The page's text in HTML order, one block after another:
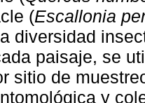
(Escallonia
diversidad
paisaje, se
sitio de
y